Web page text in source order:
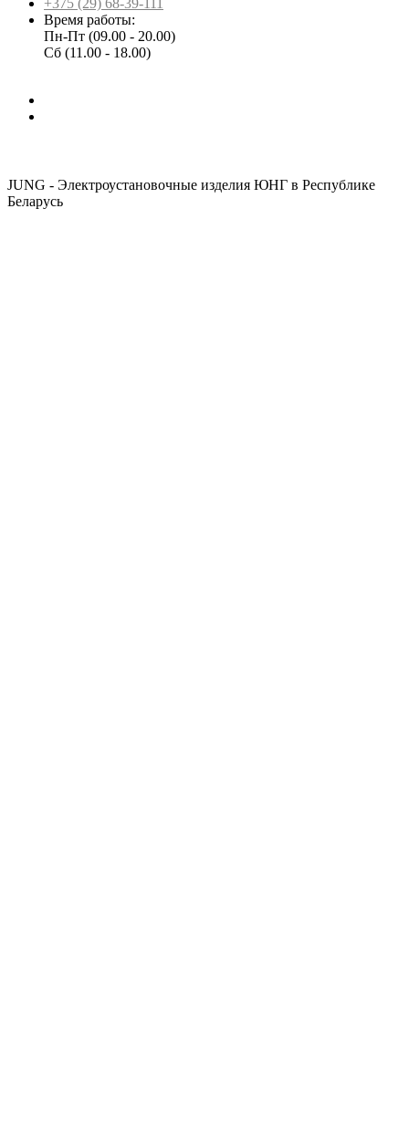
+375 (29) 68-39-111
Время работы:
Пн-Пт (09.00 - 20.00)
Сб (11.00 - 18.00)
JUNG - Электроустановочные изделия ЮНГ в Республике
Беларусь